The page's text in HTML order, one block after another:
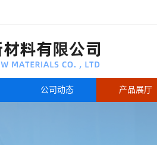
公司动态 产品展厅